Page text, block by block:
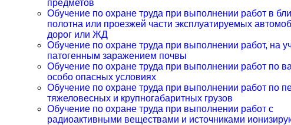
предметов
Обучение по охране труда при выполнении работ в
полотна или проезжей части эксплуатируемых
дорог или ЖД
Обучение по охране труда при выполнении работ, на
патогенным заражением почвы
Обучение по охране труда при выполнении работ по
особо опасных условиях
Обучение по охране труда при выполнении работ по
тяжеловесных и крупногабаритных грузов
Обучение по охране труда при выполнении работ с
радиоактивными веществами и источниками